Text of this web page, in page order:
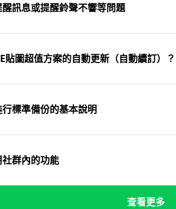
訊息或提醒鈴聲不響等問題
貼圖超值方案的自動更新（自動續訂）？
標準備份的基本說明
群內的功能
查看更多